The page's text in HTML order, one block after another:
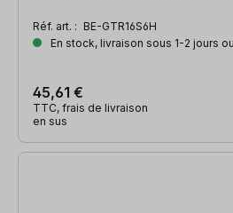
Réf. art. : BE-GTR16S6H
En stock, livraison sous 1-2 jours
45,61 €
TTC, frais de livraison
en sus